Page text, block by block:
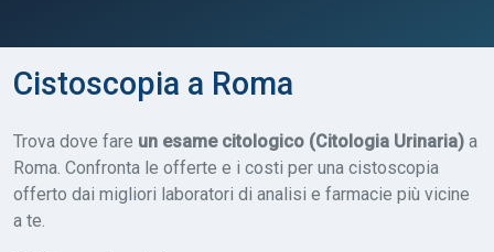
Cistoscopia a Roma
Trova dove fare un esame citologico (Citologia Urinaria) a
Roma. Confronta le offerte e i costi per una cistoscopia
offerto dai migliori laboratori di analisi e farmacie più vicine
a te.